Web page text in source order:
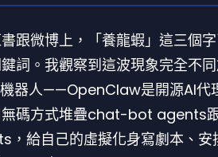
跟微博上，「養龍蝦」這三個
詞。我觀察到這波現象完全不
器人——OpenClaw是開源AI代
無碼方式堆疊chat-bot agents
給自己的虛擬化身寫劇本、安